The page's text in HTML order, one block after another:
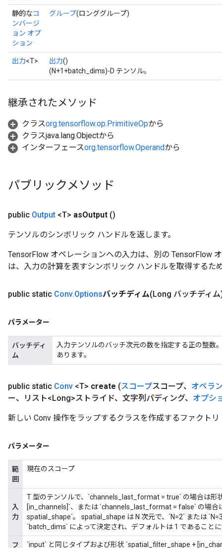
静的なコ
ンバージ
ョン オプ
ション
グループ(ロンググループ)
出力<T> 出力()
(N+1+batch_dims)-D テンソル。
継承されたメソッド
クラスorg.tensorflow.op.PrimitiveOpから
クラスjava.lang.Objectから
インターフェースorg.tensorflow.Operandから
パブリックメソッド
public Output <T> asOutput ()
テンソルのシンボリック ハンドルを返します。
TensorFlow オペレーションへの入力は、別の TensorFlow
は、入力の計算を表すシンボリック ハンドルを取得するた
public static Conv.Optionsバッチディム(Long バッチディ
パラメーター
バッチディ
ム
入力テンソルのバッチ次元の数を指定する正の整数
あります。
public static Conv <T> create (スコープスコープ、 オペラ
ー、リスト<Long>ストライド、文字列パディング、 オプシ
新しい Conv 操作をラップするクラスを作成するファクト
パラメーター
範
囲
現在のスコープ
入
力
T 型のテンソルで、`channels_last_format = true` の場合は形
[in_channels]`、または `channels_last_format = false` の場合
spatial_shape`。 spatial_shape は N 次元で、`N=2` または
`batch_dims` によって決定され、デフォルトは 1 であること
フ `input` と同じタイプおよび形状 `spatial_filter_shape +